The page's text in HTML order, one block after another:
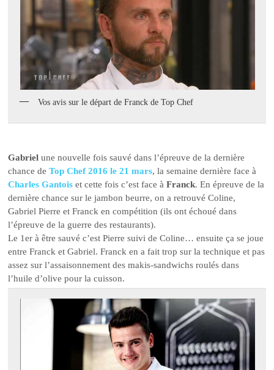
Vos avis sur le départ de Franck de Top Chef
Gabriel une nouvelle fois sauvé dans l’épreuve de la dernière
chance de Top Chef 2016 le 21 mars, la semaine dernière face à
Charles Gantois et cette fois c’est face àFranck. En épreuve de la
dernière chance sur le jambon beurre, on a retrouvé Coline,
Gabriel Pierre et Franck en compétition (ils ont échoué dans
l’épreuve de la guerre des restaurants).
Le 1er à être sauvé c’est Pierre suivi de Coline… ensuite ça se joue
entre Franck et Gabriel. Franck en a fait trop sur la technique et pas
assez sur l’assaisonnement des makis-sandwichs roulés dans
l’huile d’olive pour la cuisson.